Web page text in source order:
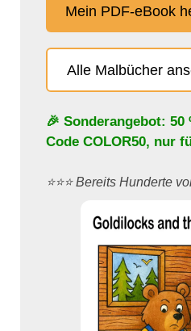
Mein PDF-eBook
Alle Malbücher
🎉 Sonderangebot:
Code COLOR50, nur
⭐️⭐️⭐️ Bereits Hunderte